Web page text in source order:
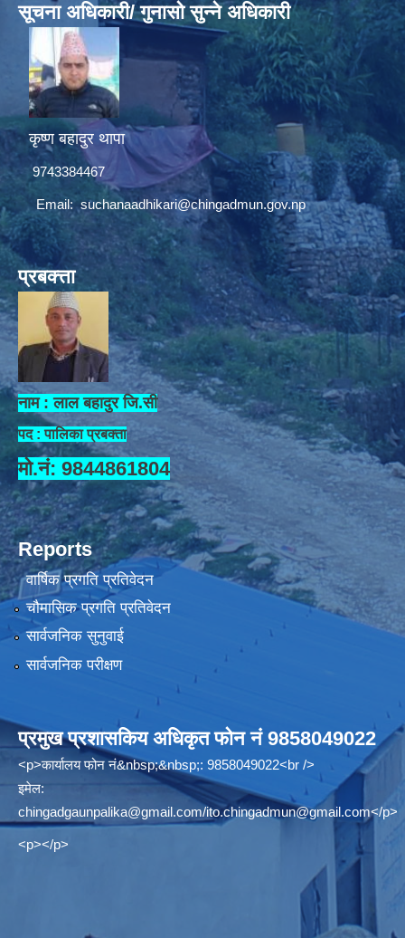
सूचना अधिकारी/ गुनासो सुन्ने अधिकारी
कृष्ण बहादुर थापा
9743384467
Email:suchanaadhikari@chingadmun.gov.np
प्रबक्त्ता
नाम : लाल बहादुर जि.सी
पद : पालिका प्रबक्ता
मो.नं: 9844861804
Reports
वार्षिक प्रगति प्रतिवेदन
चौमासिक प्रगति प्रतिवेदन
सार्वजनिक सुनुवाई
सार्वजनिक परीक्षण
प्रमुख प्रशासकिय अधिकृत फोन नं 9858049022
<p>कार्यालय फोन नं&nbsp;&nbsp;: 9858049022<br />
इमेल:
chingadgaunpalika@gmail.com/ito.chingadmun@gmail.com</p>
<p></p>